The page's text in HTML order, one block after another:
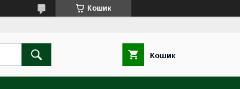
Кошик
Кошик